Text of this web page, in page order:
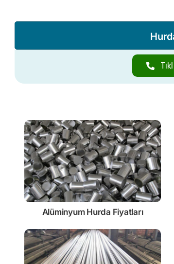
Alüminyum Hurda Fiyatları